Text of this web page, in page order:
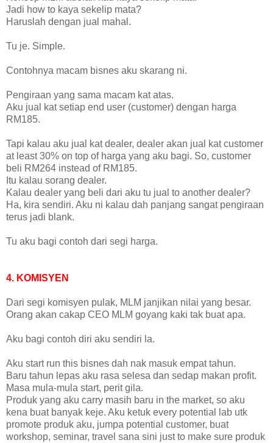
Jadi how to kaya sekelip mata?
Haruslah dengan jual mahal.
Tu je. Simple.
Contohnya macam bisnes aku skarang ni.
Pengiraan yang sama macam kat atas.
Aku jual kat setiap end user (customer) dengan harga
RM185.
Tapi kalau aku jual kat dealer, dealer akan jual kat customer
at least 30% on top of harga yang aku bagi. So, customer
beli RM264 instead of RM185.
Itu kalau sorang dealer.
Kalau dealer yang beli dari aku tu jual to another dealer?
Ha, kira sendiri. Aku ni kalau dah panjang sangat pengiraan
terus jadi blank.
Tu aku bagi contoh dari segi harga.
4. KOMISYEN
Dari segi komisyen pulak, MLM janjikan nilai yang besar.
Orang akan cakap CEO MLM goyang kaki tak buat apa.
Aku bagi contoh diri aku sendiri la.
Aku start run this bisnes dah nak masuk empat tahun.
Baru tahun lepas aku rasa selesa dan sedap makan profit.
Masa mula-mula start, perit gila.
Produk yang aku carry masih baru in the market, so aku
kena buat banyak keje. Aku ketuk every potential lab utk
promote produk aku, jumpa potential customer, buat
workshop, seminar, travel sana sini just to make sure produk